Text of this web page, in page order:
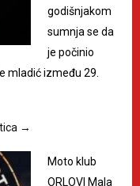
godišnjakom
sumnja se da
je počinio
mladić između 29.
→
Moto klub
ORLOVI Mala